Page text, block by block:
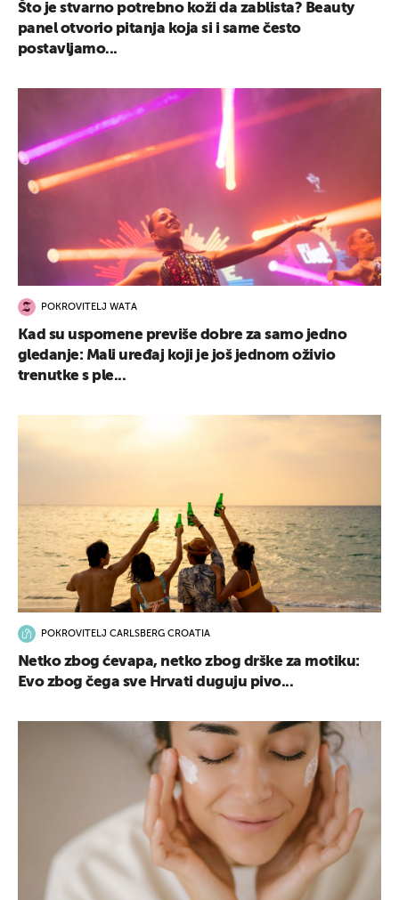
Što je stvarno potrebno koži da zablista? Beauty
panel otvorio pitanja koja si i same često
postavljamo...
POKROVITELJ WATA
Kad su uspomene previše dobre za samo jedno
gledanje: Mali uređaj koji je još jednom oživio
trenutke s ple...
POKROVITELJ CARLSBERG CROATIA
Netko zbog ćevapa, netko zbog drške za motiku:
Evo zbog čega sve Hrvati duguju pivo...